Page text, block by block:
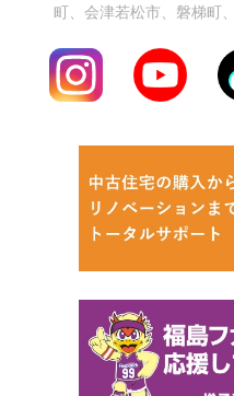
町、会津若松市、磐梯町